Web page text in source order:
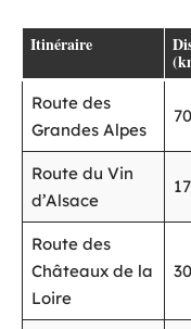
Itinéraire
Route des
Grandes Alpes
Route du Vin
d’Alsace
Route des
Châteaux de la
Loire